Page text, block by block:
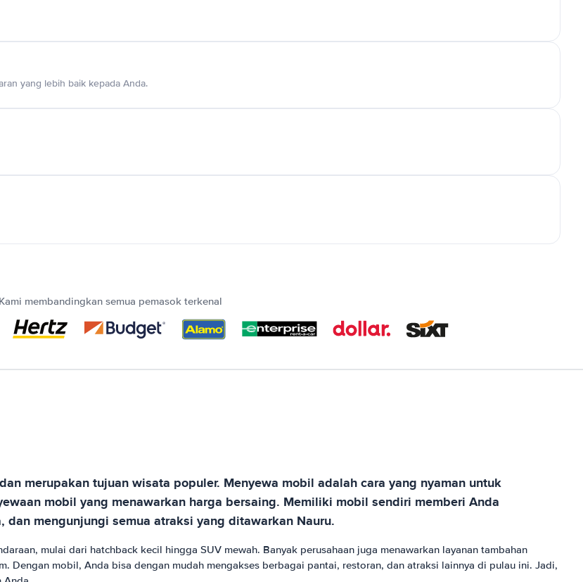
yang lebih baik kepada Anda.
Kami membandingkan semua pemasok terkenal
merupakan tujuan wisata populer. Menyewa mobil adalah cara yang nyaman untuk
mobil yang menawarkan harga bersaing. Memiliki mobil sendiri memberi Anda
mengunjungi semua atraksi yang ditawarkan Nauru.
mulai dari hatchback kecil hingga SUV mewah. Banyak perusahaan juga menawarkan layanan tambahan
Dengan mobil, Anda bisa dengan mudah mengakses berbagai pantai, restoran, dan atraksi lainnya di pulau ini. Jadi,